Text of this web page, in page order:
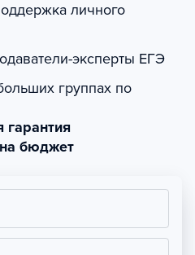
личного
эксперты ЕГЭ
группах по
бюджет